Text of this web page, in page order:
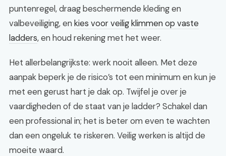
puntenregel, draag beschermende kleding en
valbeveiliging, enkies voor veilig klimmen op vaste
ladders, en houd rekening met het weer.
Het allerbelangrijkste: werk nooit alleen. Met deze
aanpak beperk je de risico’s tot een minimum en kun je
met een gerust hart je dak op. Twijfel je over je
vaardigheden of de staat van je ladder? Schakel dan
een professional in; het is beter om even te wachten
dan een ongeluk te riskeren. Veilig werken is altijd de
moeite waard.